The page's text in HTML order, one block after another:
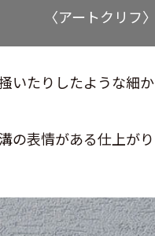
〈アートクリフ〉
いたりしたような細
表情がある仕上がり